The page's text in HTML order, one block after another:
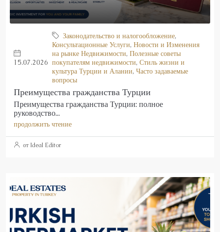
15.07.2026
Законодательство и налогообложение,
Консультационные Услуги, Новости и Изменения
на рынке Недвижимости, Полезные советы
покупателям недвижимости, Стиль жизни и
культура Турции и Алании, Часто задаваемые
вопросы
Преимущества гражданства Турции
Преимущества гражданства Турции: полное
руководство...
продолжить чтение
от Ideal Editor